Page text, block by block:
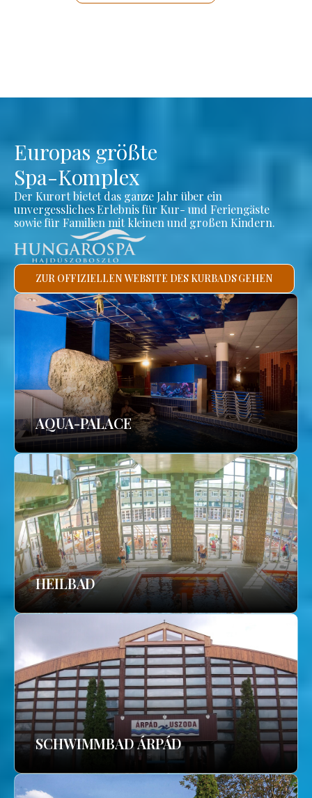
Europas größte
Spa-Komplex
Der Kurort bietet das ganze Jahr über ein
unvergessliches Erlebnis für Kur- und Feriengäste
sowie für Familien mit kleinen und großen Kindern.
ZUR OFFIZIELLEN WEBSITE DES KURBADS GEHEN
AQUA-PALACE
HEILBAD
SCHWIMMBAD ÁRPÁD